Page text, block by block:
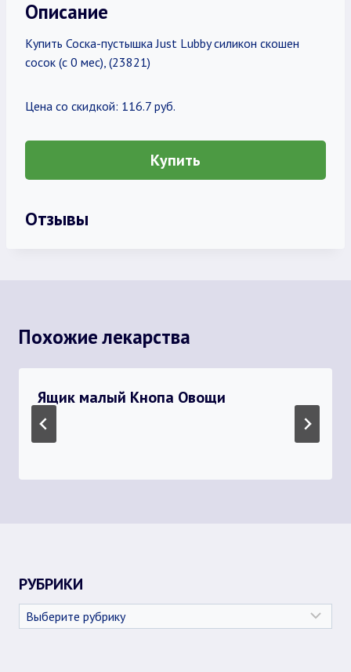
Описание
Купить Соска-пустышка Just Lubby силикон скошен
сосок (с 0 мес), (23821)
Цена со скидкой: 116.7 руб.
Купить
Отзывы
Похожие лекарства
Ящик малый Кнопа Овощи
РУБРИКИ
Рубрики